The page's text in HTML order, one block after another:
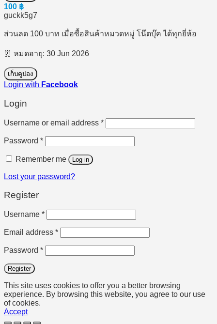
100 ฿
guckk5g7
ส่วนลด 100 บาท เมื่อซื้อสินค้าหมวดหมู่ โน๊ตบุ๊ค ได้ทุกยี่ห้อ
⏰ หมดอายุ: 30 Jun 2026
เก็บคูปอง
Login with Facebook
Login
Username or email address *Required
Password *Required
Remember me Log in
Lost your password?
Register
Username *Required
Email address *Required
Password *Required
Register
This site uses cookies to offer you a better browsing
experience. By browsing this website, you agree to our use
of cookies.
Accept